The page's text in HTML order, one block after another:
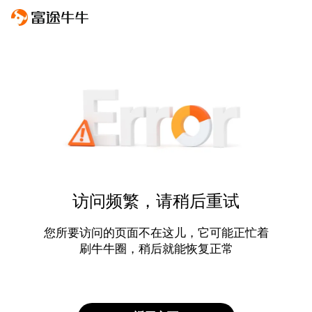
访问频繁，请稍后重试
您所要访问的页面不在这儿，它可能正忙着
刷牛牛圈，稍后就能恢复正常